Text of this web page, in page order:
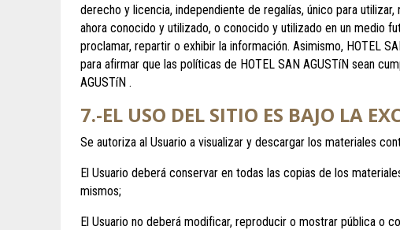
derecho y licencia, independiente de regalías, único para
ahora conocido y utilizado, o conocido y utilizado en un medio
proclamar, repartir o exhibir la información. Asimismo, HOTEL
para afirmar que las políticas de HOTEL SAN AGUSTíN sean
AGUSTíN .
7.-EL USO DEL SITIO ES BAJO LA
Se autoriza al Usuario a visualizar y descargar los materiales
El Usuario deberá conservar en todas las copias de los
mismos;
El Usuario no deberá modificar, reproducir o mostrar pública o